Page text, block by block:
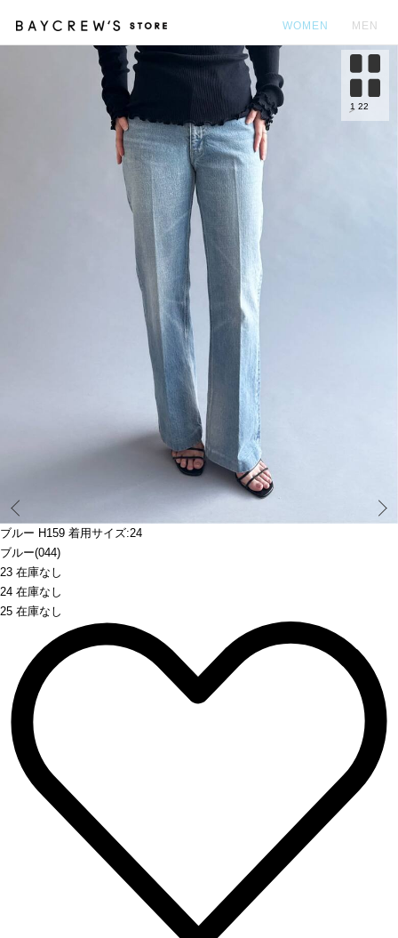
WOMEN MEN
ブルー H159 着用サイズ:24
ブルー(044)
23 在庫なし
24 在庫なし
25 在庫なし
1 22